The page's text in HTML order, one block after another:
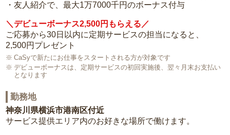
・友人紹介で、最大1万7000千円のボーナス付与
＼デビューボーナス2,500円もらえる／
ご応募から30日以内に定期サービスの担当になると、
2,500円プレゼント
CaSyで新たにお仕事をスタートされる方が対象です
デビューボーナスは、定期サービスの初回実施後、翌々月末お支払い
となります
勤務地
神奈川県横浜市港南区付近
サービス提供エリア内のお好きな場所で働けます。